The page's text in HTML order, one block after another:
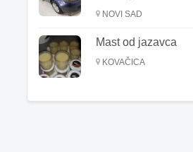
NOVI SAD
Mast od jazavca
KOVAČICA